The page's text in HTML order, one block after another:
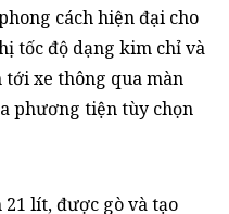
cách hiện đại cho
tốc độ dạng kim chỉ và
xe thông qua màn
phương tiện tùy chọn
lít, được gò và tạo